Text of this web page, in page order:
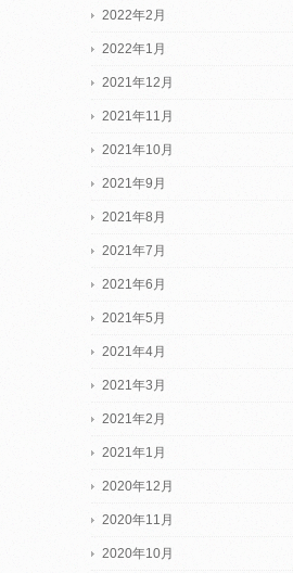
2022年2月
2022年1月
2021年12月
2021年11月
2021年10月
2021年9月
2021年8月
2021年7月
2021年6月
2021年5月
2021年4月
2021年3月
2021年2月
2021年1月
2020年12月
2020年11月
2020年10月